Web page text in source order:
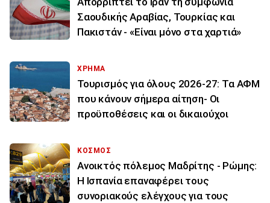
Σαουδικής Αραβίας, Τουρκίας και
Πακιστάν - «Είναι μόνο στα χαρτιά»
ΧΡΗΜΑ
Τουρισμός για όλους 2026-27: Τα ΑΦΜ
που κάνουν σήμερα αίτηση- Οι
προϋποθέσεις και οι δικαιούχοι
ΚΟΣΜΟΣ
Ανοικτός πόλεμος Μαδρίτης - Ρώμης:
Η Ισπανία επαναφέρει τους
συνοριακούς ελέγχους για τους